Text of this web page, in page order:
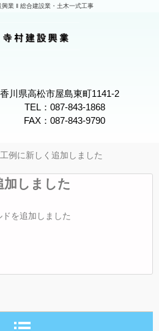
業 ‖ 総合建設業・土木一式工事
高松市屋島東町1141-2
TEL：087-843-1868
FAX：087-843-9790
例に新しく追加しました
加しました
を追加しました